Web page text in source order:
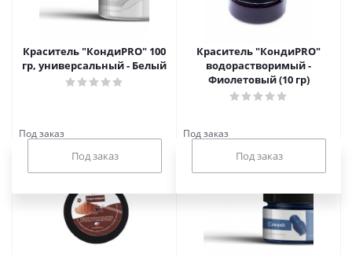
Краситель "КондиPRO" 100
гр, универсальный - Белый
Под заказ
Краситель "КондиPRO"
водорастворимый -
Фиолетовый (10 гр)
Под заказ